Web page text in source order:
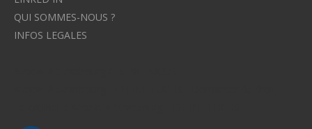
QUI SOMMES-NOUS ?
INFOS LEGALES